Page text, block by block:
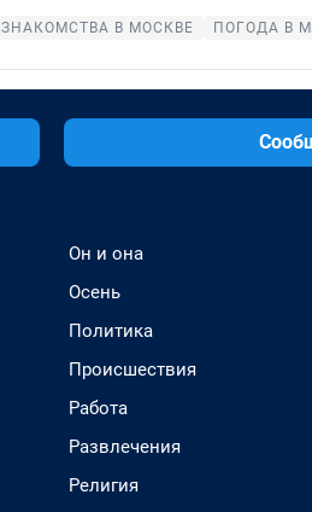
ЗНАКОМСТВА В МОСКВЕ ПОГОДА В
Он и она
Осень
Политика
Происшествия
Работа
Развлечения
Религия